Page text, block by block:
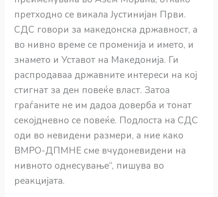
претходно се викала Јустинијан Први.
СДС говори за македонска државност, а
во нивно време се променија и името, и
знамето и Уставот на Македонија. Ги
распродаваа државните интереси на кој
стигнат за ден повеќе власт. Затоа
граѓаните не им дадоа доверба и тонат
секојдневно се повеќе. Подлоста на СДС
оди во невидени размери, а ние како
ВМРО-ДПМНЕ сме вчудоневидени на
нивното однесување“, пишува во
реакцијата.